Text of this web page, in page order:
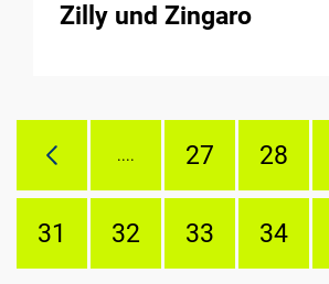
Zilly und Zingaro
.... 27 28
31 32 33 34